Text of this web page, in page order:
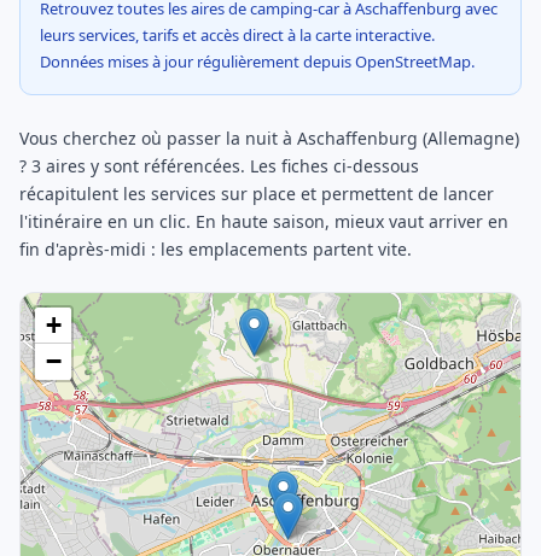
Retrouvez toutes les aires de camping-car à Aschaffenburg avec
leurs services, tarifs et accès direct à la carte interactive.
Données mises à jour régulièrement depuis OpenStreetMap.
Vous cherchez où passer la nuit à Aschaffenburg (Allemagne)
? 3 aires y sont référencées. Les fiches ci-dessous
récapitulent les services sur place et permettent de lancer
l'itinéraire en un clic. En haute saison, mieux vaut arriver en
fin d'après-midi : les emplacements partent vite.
+
−